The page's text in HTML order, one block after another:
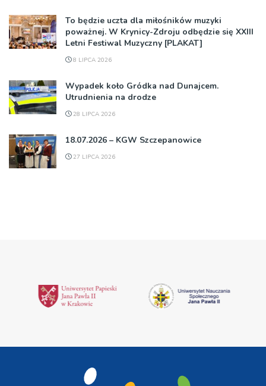
To będzie uczta dla miłośników muzyki
poważnej. W Krynicy-Zdroju odbędzie się XXIII
Letni Festiwal Muzyczny [PLAKAT]
8 LIPCA 2026
Wypadek koło Gródka nad Dunajcem.
Utrudnienia na drodze
28 LIPCA 2026
18.07.2026 – KGW Szczepanowice
27 LIPCA 2026